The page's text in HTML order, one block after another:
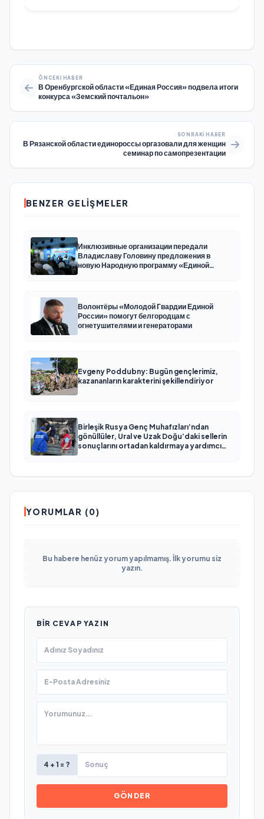
ÖNCEKI HABER
В Оренбургской области «Единая Россия» подвела итоги
конкурса «Земский почтальон»
SONRAKI HABER
В Рязанской области единороссы оргазовали для женщин
семинар по самопрезентации
BENZER GELIŞMELER
Инклюзивные организации передали
Владиславу Головину предложения в
новую Народную программу «Единой
Волонтёры «Молодой Гвардии Единой
России» помогут белгородцам с
огнетушителями и генераторами
Evgeny Poddubny: Bugün gençlerimiz,
kazananların karakterini şekillendiriyor
Birleşik Rusya Genç Muhafızları’ndan
gönüllüler, Ural ve Uzak Doğu’daki sellerin
sonuçlarını ortadan kaldırmaya yardımcı
YORUMLAR (0)
Bu habere henüz yorum yapılmamış. İlk yorumu siz
yazın.
BIR CEVAP YAZIN
4 + 1 = ?
GÖNDER